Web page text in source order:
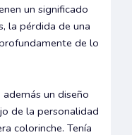
un significado
la pérdida de una
de lo
un diseño
de la personalidad
colorinche. Tenía